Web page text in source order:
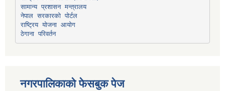
सामान्य प्रशासन मन्त्रालय
नेपाल सरकारको पोर्टल
राष्ट्रिय योजना आयोग
ठेगाना परिवर्तन
नगरपालिकाको फेसबुक पेज